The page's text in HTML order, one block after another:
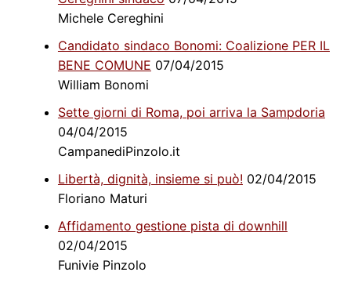
Michele Cereghini
Candidato sindaco Bonomi: Coalizione PER IL
BENE COMUNE 07/04/2015
William Bonomi
Sette giorni di Roma, poi arriva la Sampdoria
04/04/2015
CampanediPinzolo.it
Libertà, dignità, insieme si può! 02/04/2015
Floriano Maturi
Affidamento gestione pista di downhill
02/04/2015
Funivie Pinzolo